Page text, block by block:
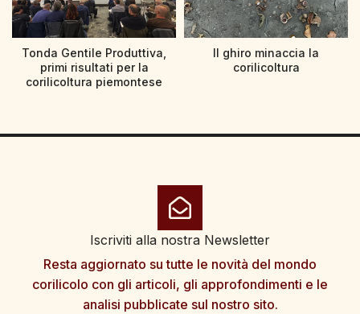
Tonda Gentile Produttiva,
primi risultati per la
corilicoltura piemontese
Il ghiro minaccia la
corilicoltura
Iscriviti alla nostra Newsletter
Resta aggiornato su tutte le novità del mondo
corilicolo con gli articoli, gli approfondimenti e le
analisi pubblicate sul nostro sito.